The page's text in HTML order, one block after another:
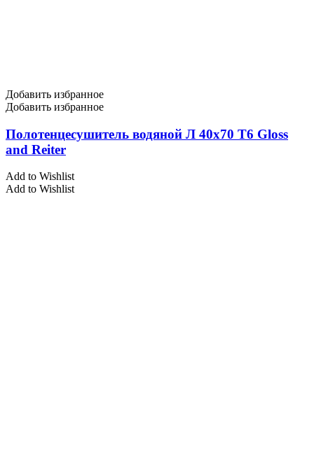
Добавить избранное
Добавить избранное
Полотенцесушитель водяной Л 40х70 Т6 Gloss
and Reiter
Add to Wishlist
Add to Wishlist